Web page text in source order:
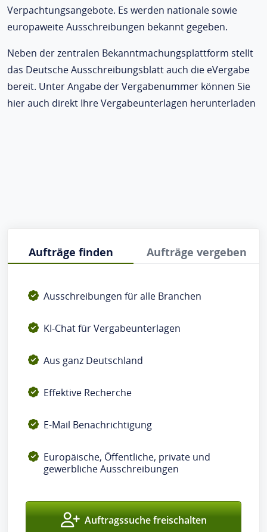
Verpachtungsangebote. Es werden nationale sowie
europaweite Ausschreibungen bekannt gegeben.
Neben der zentralen Bekanntmachungsplattform stellt
das Deutsche Ausschreibungsblatt auch die eVergabe
bereit. Unter Angabe der Vergabenummer können Sie
hier auch direkt Ihre Vergabeunterlagen herunterladen
Aufträge finden Aufträge vergeben
Ausschreibungen für alle Branchen
KI-Chat für Vergabeunterlagen
Aus ganz Deutschland
Effektive Recherche
E-Mail Benachrichtigung
Europäische, Öffentliche, private und
gewerbliche Ausschreibungen
Auftragssuche freischalten